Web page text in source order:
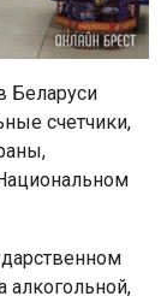
Беларуси
счетчики,
алкогольной,